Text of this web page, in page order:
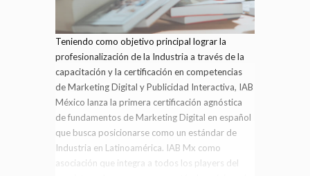
Teniendo como objetivo principal lograr la
profesionalización de la Industria a través de la
capacitación y la certificación en competencias
de Marketing Digital y Publicidad Interactiva, IAB
México lanza la primera certificación agnóstica
de fundamentos de Marketing Digital en español
que busca posicionarse como un estándar de
Industria en Latinoamérica. IAB Mx como
asociación que integra a todos los players del